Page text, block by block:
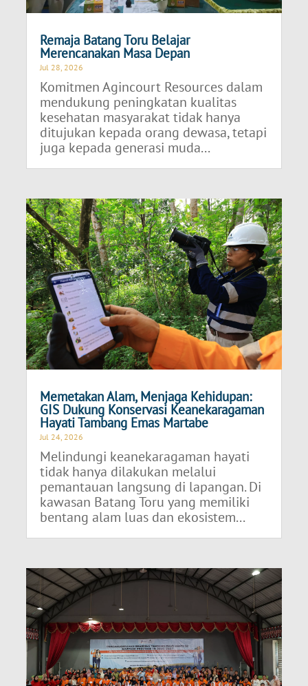
Remaja Batang Toru Belajar
Merencanakan Masa Depan
Jul 28, 2026
Komitmen Agincourt Resources dalam
mendukung peningkatan kualitas
kesehatan masyarakat tidak hanya
ditujukan kepada orang dewasa, tetapi
juga kepada generasi muda...
Memetakan Alam, Menjaga Kehidupan:
GIS Dukung Konservasi Keanekaragaman
Hayati Tambang Emas Martabe
Jul 24, 2026
Melindungi keanekaragaman hayati
tidak hanya dilakukan melalui
pemantauan langsung di lapangan. Di
kawasan Batang Toru yang memiliki
bentang alam luas dan ekosistem...